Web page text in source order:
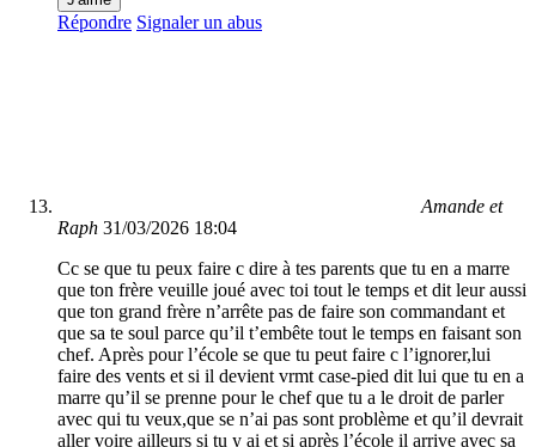
Répondre Signaler un abus
Amande et
Raph 31/03/2026 18:04
Cc se que tu peux faire c dire à tes parents que tu en a marre
que ton frère veuille joué avec toi tout le temps et dit leur aussi
que ton grand frère n’arrête pas de faire son commandant et
que sa te soul parce qu’il t’embête tout le temps en faisant son
chef. Après pour l’école se que tu peut faire c l’ignorer,lui
faire des vents et si il devient vrmt case-pied dit lui que tu en a
marre qu’il se prenne pour le chef que tu a le droit de parler
avec qui tu veux,que se n’ai pas sont problème et qu’il devrait
aller voire ailleurs si tu y ai et si après l’école il arrive avec sa